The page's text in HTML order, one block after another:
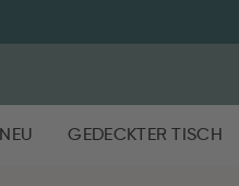
NEU GEDECKTER TISCH